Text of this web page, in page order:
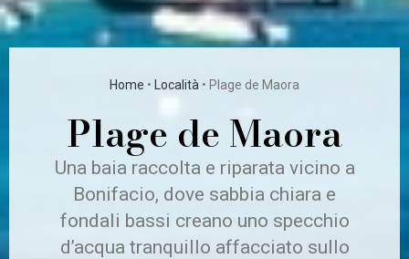
Home • Località • Plage de Maora
Plage de Maora
Una baia raccolta e riparata vicino a
Bonifacio, dove sabbia chiara e
fondali bassi creano uno specchio
d’acqua tranquillo affacciato sullo